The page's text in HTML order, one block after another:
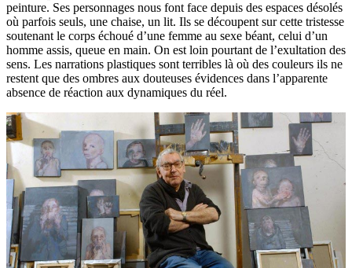
peinture. Ses personnages nous font face depuis des espaces désolés
où parfois seuls, une chaise, un lit. Ils se découpent sur cette tristesse
soutenant le corps échoué d’une femme au sexe béant, celui d’un
homme assis, queue en main. On est loin pourtant de l’exultation des
sens. Les narrations plastiques sont terribles là où des couleurs ils ne
restent que des ombres aux douteuses évidences dans l’apparente
absence de réaction aux dynamiques du réel.